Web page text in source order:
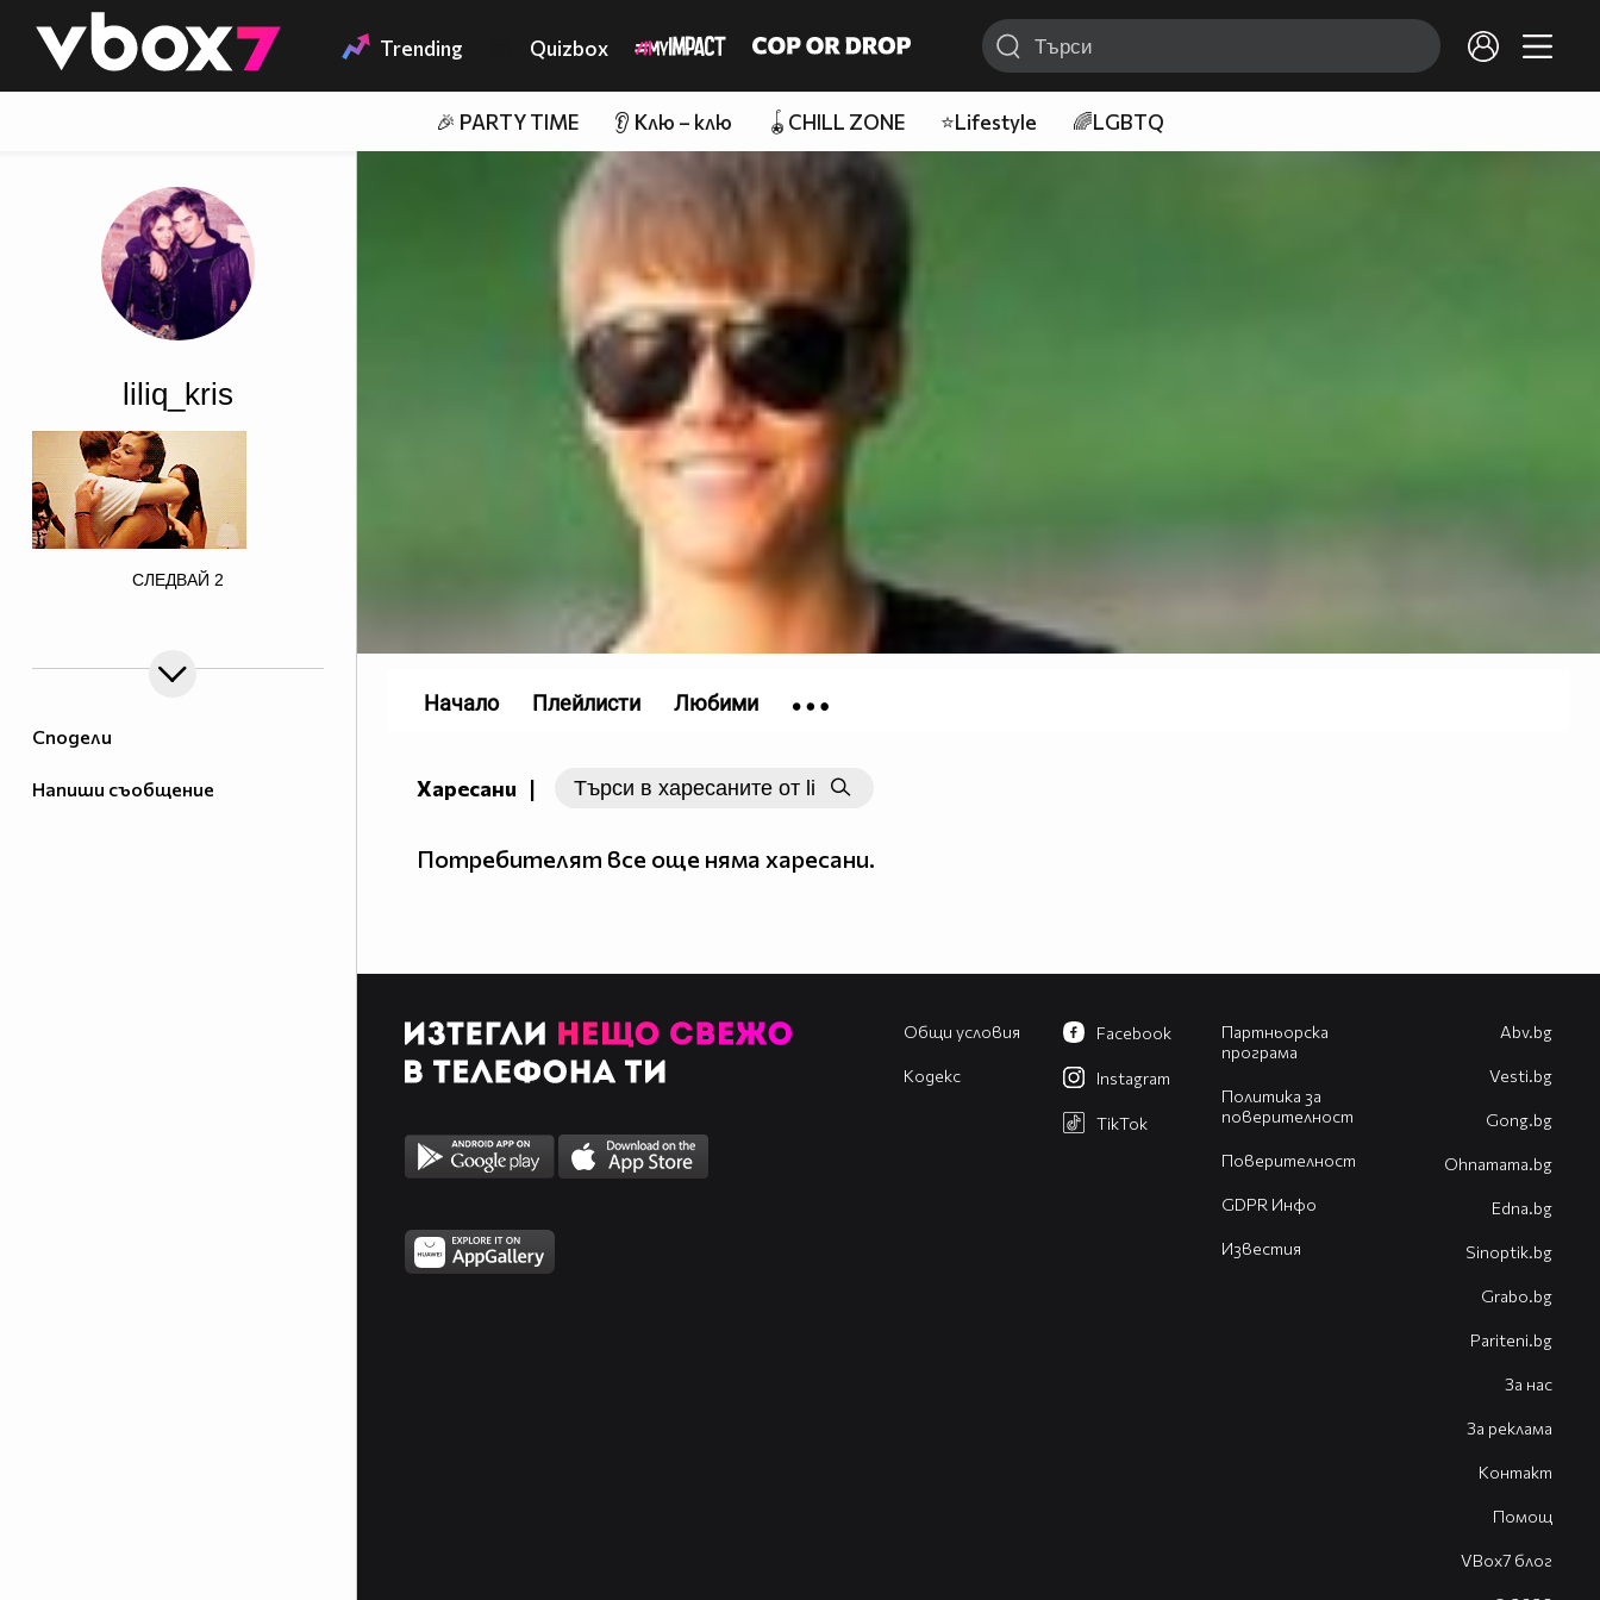
👾 Trending Quizbox
🎉 PARTY TIME 👂 Клю – клю 🪀CHILL ZONE ⭐Lifestyle 🌈LGBTQ
Сподели
Напиши съобщение
liliq_kris
href="http://photobucket.com/images/justin
СЛЕДВАЙ 2
Харесани |
Потребителят все още няма харесани.
Начало Плейлисти Любими
Общи условия
Кодекс
Партньорска
програма
Политика за
поверителност
Поверителност
GDPR Инфо
Известия
Facebook
Instagram
TikTok
Abv.bg
Vesti.bg
Gong.bg
Оhnamama.bg
Edna.bg
Sinoptik.bg
Grabo.bg
Pariteni.bg
За нас
За реклама
Контакт
Помощ
VBox7 блог